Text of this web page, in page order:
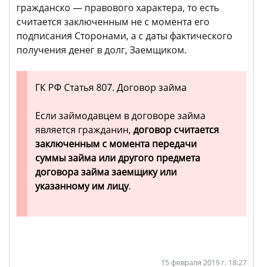
гражданско — правового характера, то есть
считается заключенным не с момента его
подписания Сторонами, а с даты фактического
получения денег в долг, Заемщиком.
ГК РФ Статья 807. Договор займа
Если займодавцем в договоре займа
является гражданин, договор считается
заключенным с момента передачи
суммы займа или другого предмета
договора займа заемщику или
указанному им лицу.
15 февраля 2019 г. 18:27